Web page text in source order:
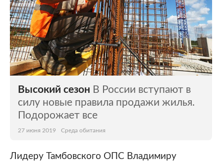
Высокий сезон В России вступают в
силу новые правила продажи жилья.
Подорожает все
27 июня 2019 Среда обитания
Лидеру Тамбовского ОПС Владимиру